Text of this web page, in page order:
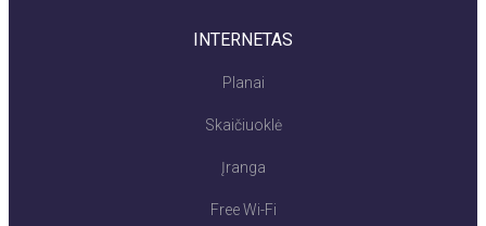
INTERNETAS
Planai
Skaičiuoklė
Įranga
Free Wi-Fi